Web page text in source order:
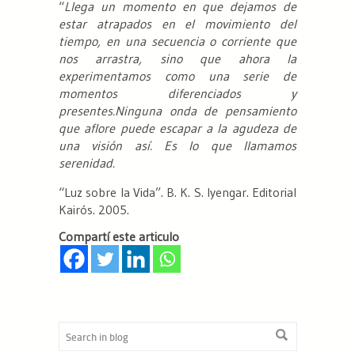
“Llega un momento en que dejamos de
estar atrapados en el movimiento del
tiempo, en una secuencia o corriente que
nos arrastra, sino que ahora la
experimentamos como una serie de
momentos diferenciados y
presentes.Ninguna onda de pensamiento
que aflore puede escapar a la agudeza de
una visión así. Es lo que llamamos
serenidad.
“Luz sobre la Vida”. B. K. S. Iyengar. Editorial
Kairós. 2005.
Compartí este articulo